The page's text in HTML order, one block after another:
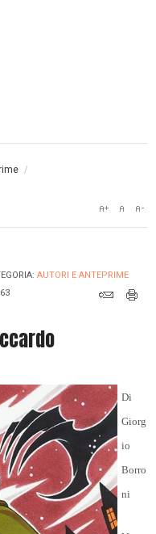
/
AUTORI E ANTEPRIME
Di
Giorg
io
Borro
ni